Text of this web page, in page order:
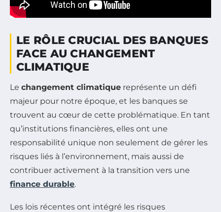
LE RÔLE CRUCIAL DES BANQUES
FACE AU CHANGEMENT
CLIMATIQUE
Le changement climatique représente un défi
majeur pour notre époque, et les banques se
trouvent au cœur de cette problématique. En tant
qu’institutions financières, elles ont une
responsabilité unique non seulement de gérer les
risques liés à l’environnement, mais aussi de
contribuer activement à la transition vers une
finance durable.
Les lois récentes ont intégré les risques